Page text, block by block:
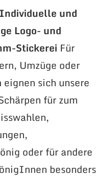
Individuelle und
Logo- und
Stickerei Für
Umzüge oder
eignen sich unsere
für zum
oder für andere
besonders